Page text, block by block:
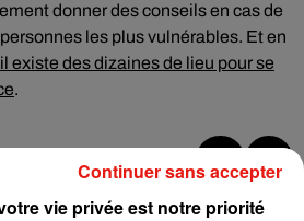
donner des conseils en cas de
les plus vulnérables. Et en
il existe des dizaines de lieu pour se
.
vie privée est notre priorité
Continuer sans accepter